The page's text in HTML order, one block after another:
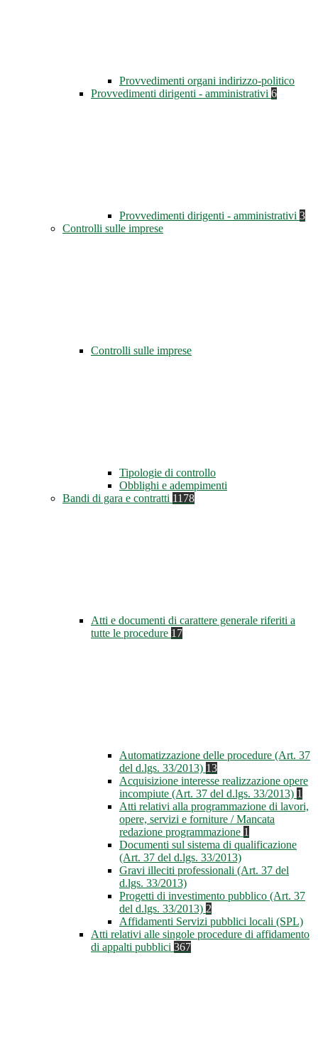
Provvedimenti organi indirizzo-politico
Provvedimenti dirigenti - amministrativi 6
Provvedimenti dirigenti - amministrativi 3
Controlli sulle imprese
Controlli sulle imprese
Tipologie di controllo
Obblighi e adempimenti
Bandi di gara e contratti 1178
Atti e documenti di carattere generale riferiti a
tutte le procedure 17
Automatizzazione delle procedure (Art. 37
del d.lgs. 33/2013) 13
Acquisizione interesse realizzazione opere
incompiute (Art. 37 del d.lgs. 33/2013) 1
Atti relativi alla programmazione di lavori,
opere, servizi e forniture / Mancata
redazione programmazione 1
Documenti sul sistema di qualificazione
(Art. 37 del d.lgs. 33/2013)
Gravi illeciti professionali (Art. 37 del
d.lgs. 33/2013)
Progetti di investimento pubblico (Art. 37
del d.lgs. 33/2013) 2
Affidamenti Servizi pubblici locali (SPL)
Atti relativi alle singole procedure di affidamento
di appalti pubblici 367